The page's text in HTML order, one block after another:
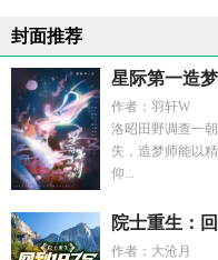
封面推荐
星际第一造
作者：羽轩W
洛昭田野调查一
失，造梦师能以
仰...
院士重生：
作者：大沧月